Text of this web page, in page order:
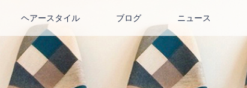
ヘアースタイル ブログ ニュース